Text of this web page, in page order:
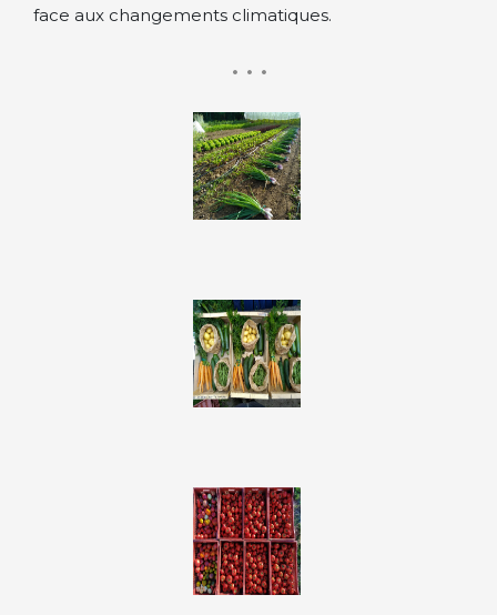
face aux changements climatiques.
• • •